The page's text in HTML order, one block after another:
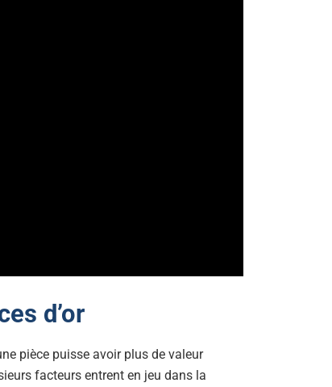
d’or
pièce puisse avoir plus de valeur
facteurs entrent en jeu dans la